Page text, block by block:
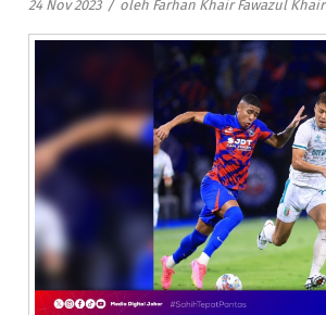
24 Nov 2023 / oleh Farhan Khair Fawazul Khair